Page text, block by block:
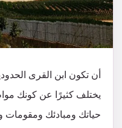
أن تكون ابن القرى
يختلف كثيرًا عن كونك
حياتك ومبادئك ومقومات